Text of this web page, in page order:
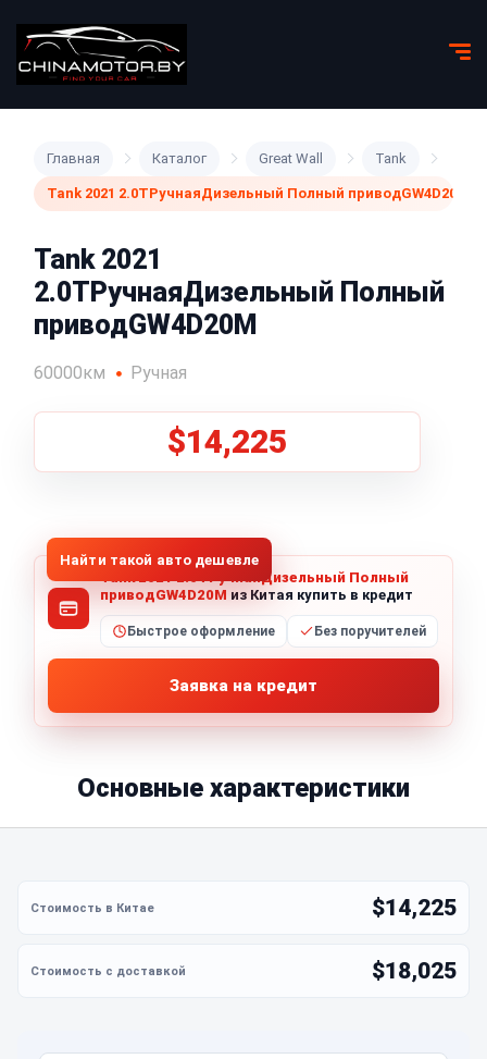
Главная Каталог Great Wall Tank
Tank 2021 2.0TРучнаяДизельный Полный приводGW4D20M
Tank 2021
2.0TРучнаяДизельный Полный
приводGW4D20M
60000км Ручная
$14,225
Найти такой авто дешевле
Tank 2021 2.0TРучнаяДизельный Полный
приводGW4D20M из Китая купить в кредит
Быстрое оформление Без поручителей
Заявка на кредит
Основные характеристики
$14,225
$18,025